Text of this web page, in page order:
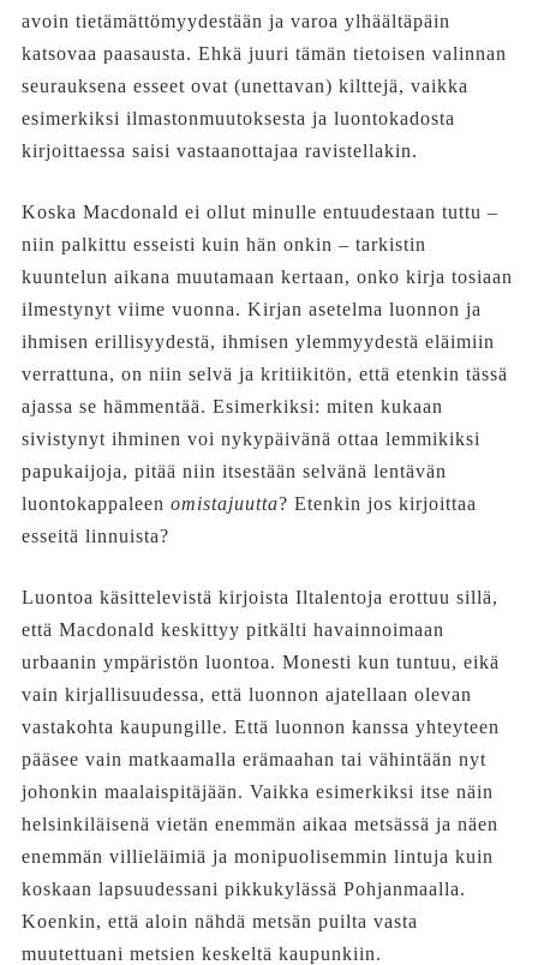
avoin tietämättömyydestään ja varoa ylhäältäpäin
katsovaa paasausta. Ehkä juuri tämän tietoisen valinnan
seurauksena esseet ovat (unettavan) kilttejä, vaikka
esimerkiksi ilmastonmuutoksesta ja luontokadosta
kirjoittaessa saisi vastaanottajaa ravistellakin.
Koska Macdonald ei ollut minulle entuudestaan tuttu –
niin palkittu esseisti kuin hän onkin – tarkistin
kuuntelun aikana muutamaan kertaan, onko kirja tosiaan
ilmestynyt viime vuonna. Kirjan asetelma luonnon ja
ihmisen erillisyydestä, ihmisen ylemmyydestä eläimiin
verrattuna, on niin selvä ja kritiikitön, että etenkin tässä
ajassa se hämmentää. Esimerkiksi: miten kukaan
sivistynyt ihminen voi nykypäivänä ottaa lemmikiksi
papukaijoja, pitää niin itsestään selvänä lentävän
luontokappaleen omistajuutta? Etenkin jos kirjoittaa
esseitä linnuista?
Luontoa käsittelevistä kirjoista Iltalentoja erottuu sillä,
että Macdonald keskittyy pitkälti havainnoimaan
urbaanin ympäristön luontoa. Monesti kun tuntuu, eikä
vain kirjallisuudessa, että luonnon ajatellaan olevan
vastakohta kaupungille. Että luonnon kanssa yhteyteen
pääsee vain matkaamalla erämaahan tai vähintään nyt
johonkin maalaispitäjään. Vaikka esimerkiksi itse näin
helsinkiläisenä vietän enemmän aikaa metsässä ja näen
enemmän villieläimiä ja monipuolisemmin lintuja kuin
koskaan lapsuudessani pikkukylässä Pohjanmaalla.
Koenkin, että aloin nähdä metsän puilta vasta
muutettuani metsien keskeltä kaupunkiin.